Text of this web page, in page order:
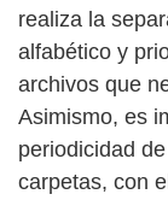
realiza la
alfabético y
archivos que
Asimismo, es
periodicidad
carpetas, con